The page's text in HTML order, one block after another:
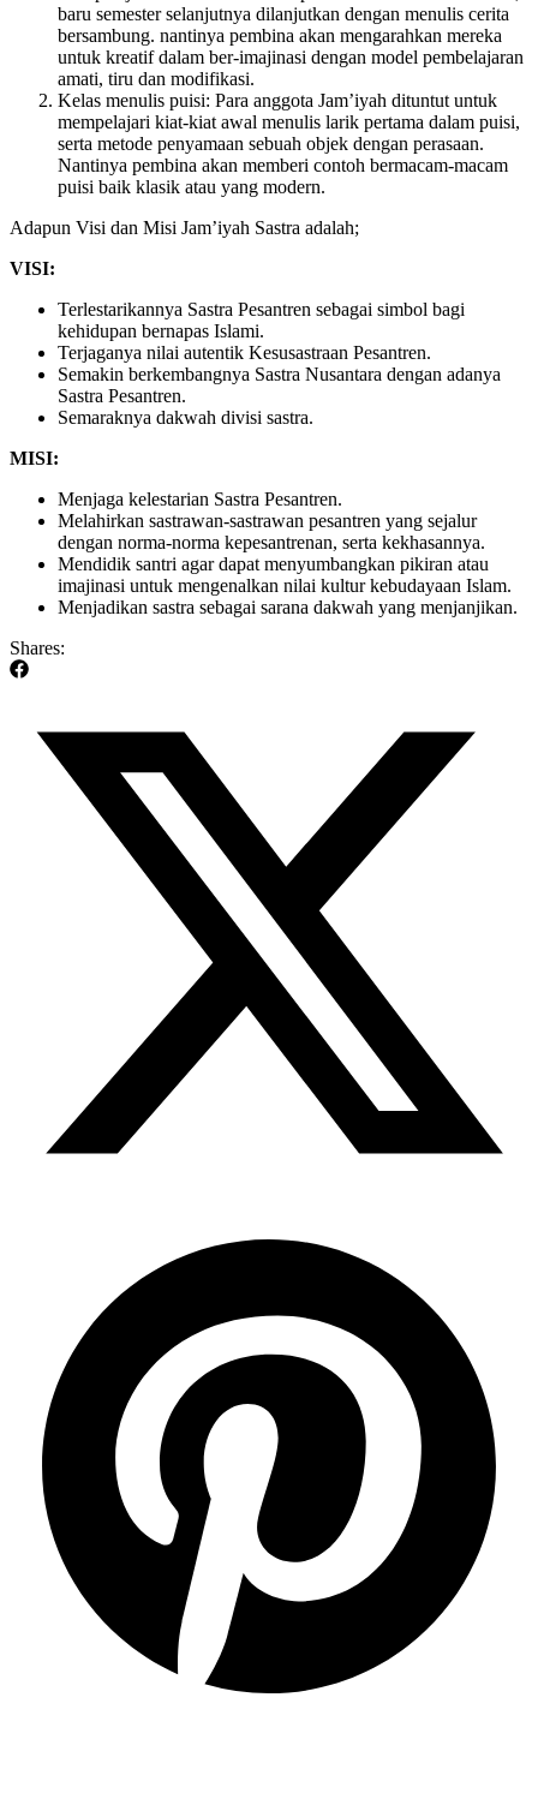
baru semester selanjutnya dilanjutkan dengan menulis cerita
bersambung. nantinya pembina akan mengarahkan mereka
untuk kreatif dalam ber-imajinasi dengan model pembelajaran
amati, tiru dan modifikasi.
Kelas menulis puisi: Para anggota Jam’iyah dituntut untuk
mempelajari kiat-kiat awal menulis larik pertama dalam puisi,
serta metode penyamaan sebuah objek dengan perasaan.
Nantinya pembina akan memberi contoh bermacam-macam
puisi baik klasik atau yang modern.
Adapun Visi dan Misi Jam’iyah Sastra adalah;
VISI:
Terlestarikannya Sastra Pesantren sebagai simbol bagi
kehidupan bernapas Islami.
Terjaganya nilai autentik Kesusastraan Pesantren.
Semakin berkembangnya Sastra Nusantara dengan adanya
Sastra Pesantren.
Semaraknya dakwah divisi sastra.
MISI:
Menjaga kelestarian Sastra Pesantren.
Melahirkan sastrawan-sastrawan pesantren yang sejalur
dengan norma-norma kepesantrenan, serta kekhasannya.
Mendidik santri agar dapat menyumbangkan pikiran atau
imajinasi untuk mengenalkan nilai kultur kebudayaan Islam.
Menjadikan sastra sebagai sarana dakwah yang menjanjikan.
Shares: